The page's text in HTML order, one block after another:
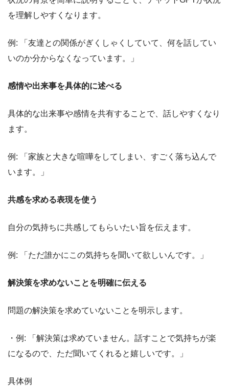
を理解しやすくなります。
例: 「友達との関係がぎくしゃくしていて、何を話してい
いのか分からなくなっています。」
感情や出来事を具体的に述べる
具体的な出来事や感情を共有することで、話しやすくなり
ます。
例: 「家族と大きな喧嘩をしてしまい、すごく落ち込んで
います。」
共感を求める表現を使う
自分の気持ちに共感してもらいたい旨を伝えます。
例: 「ただ誰かにこの気持ちを聞いて欲しいんです。」
解決策を求めないことを明確に伝える
問題の解決策を求めていないことを明示します。
・例: 「解決策は求めていません。話すことで気持ちが楽
になるので、ただ聞いてくれると嬉しいです。」
具体例